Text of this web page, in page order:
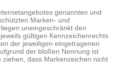
genannten und
Marken- und
uneingeschränkt den
gültigen Kennzeichenrechts
der jeweiligen eingetragenen
der bloßen Nennung ist
ziehen, dass Markenzeichen nicht